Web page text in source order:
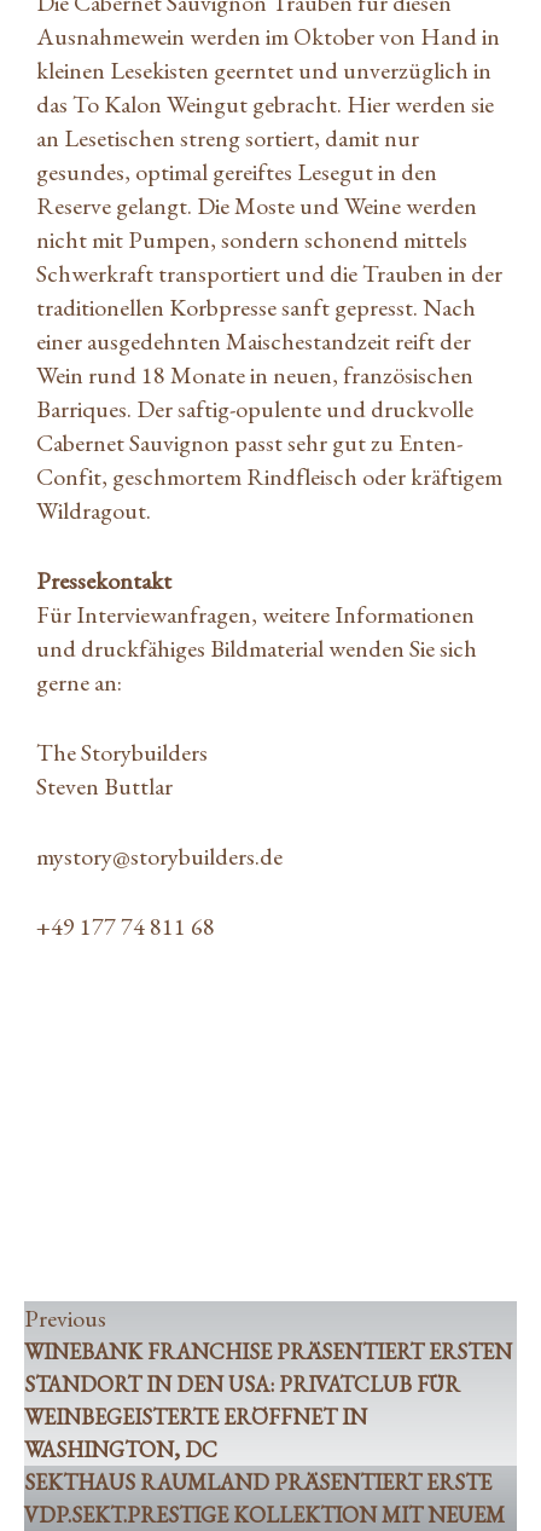
Ausnahmewein werden im Oktober von Hand in
kleinen Lesekisten geerntet und unverzüglich in
das To Kalon Weingut gebracht. Hier werden sie
an Lesetischen streng sortiert, damit nur
gesundes, optimal gereiftes Lesegut in den
Reserve gelangt. Die Moste und Weine werden
nicht mit Pumpen, sondern schonend mittels
Schwerkraft transportiert und die Trauben in der
traditionellen Korbpresse sanft gepresst. Nach
einer ausgedehnten Maischestandzeit reift der
Wein rund 18 Monate in neuen, französischen
Barriques. Der saftig-opulente und druckvolle
Cabernet Sauvignon passt sehr gut zu Enten-
Confit, geschmortem Rindfleisch oder kräftigem
Wildragout.
Pressekontakt
Für Interviewanfragen, weitere Informationen
und druckfähiges Bildmaterial wenden Sie sich
gerne an:
The Storybuilders
Steven Buttlar
mystory@storybuilders.de
+49 177 74 811 68
Previous
WINEBANK FRANCHISE PRÄSENTIERT ERSTEN
STANDORT IN DEN USA: PRIVATCLUB FÜR
WEINBEGEISTERTE ERÖFFNET IN
WASHINGTON, DC
SEKTHAUS RAUMLAND PRÄSENTIERT ERSTE
VDP.SEKT.PRESTIGE KOLLEKTION MIT NEUEM